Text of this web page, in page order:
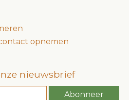
opnemen
nieuwsbrief
Abonneer